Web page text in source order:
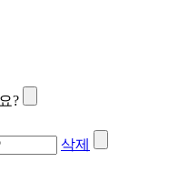
?
삭제